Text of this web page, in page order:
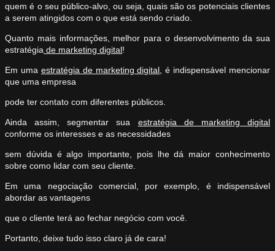
quem é o seu público-alvo, ou seja, quais são os potenciais clientes
a serem atingidos com o que está sendo criado.
Quanto mais informações, melhor para o desenvolvimento da sua
estratégia de marketing digital!
Em uma estratégia de marketing digital , é indispensável mencionar
que uma empresa
pode ter contato com diferentes públicos.
Ainda assim, segmentar sua estratégia de marketing digital
conforme os interesses e as necessidades
sem dúvida é algo importante, pois lhe dá maior conhecimento
sobre como lidar com seu cliente.
Em uma negociação comercial, por exemplo, é indispensável
abordar as vantagens
que o cliente terá ao fechar negócio com você.
Portanto, deixe tudo isso claro já de cara!